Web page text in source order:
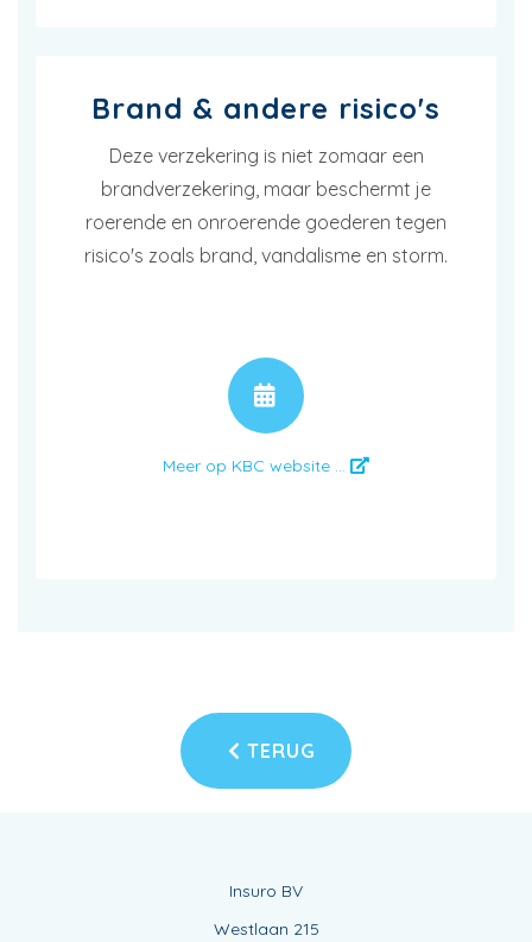
Brand & andere risico's
Deze verzekering is niet zomaar een
brandverzekering, maar beschermt je
roerende en onroerende goederen tegen
risico's zoals brand, vandalisme en storm.
Meer op KBC website ...
TERUG
Insuro BV
Westlaan 215